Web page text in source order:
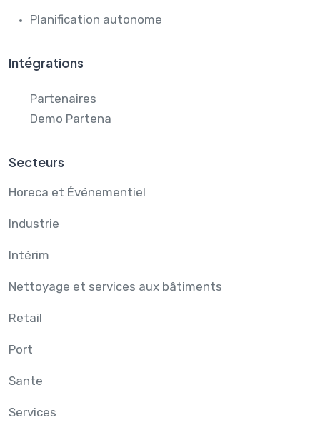
Planification autonome
Intégrations
Partenaires
Demo Partena
Secteurs
Horeca et Événementiel
Industrie
Intérim
Nettoyage et services aux bâtiments
Retail
Port
Sante
Services